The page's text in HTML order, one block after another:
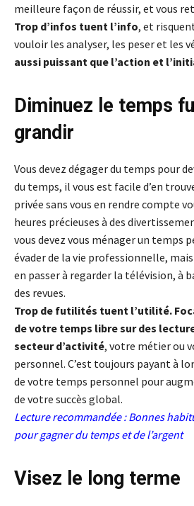
meilleure façon de réussir, et vous
Trop d’infos tuent l’info, et
vouloir les analyser, les peser et les
aussi puissant que l’action et
Diminuez le temps
grandir
Vous devez dégager du temps pour
du temps, il vous est facile d’en
privée sans vous en rendre compte
heures précieuses à des
vous devez vous ménager un temps
évader de la vie professionnelle,
en passer à regarder la télévision, à
des revues.
Trop de futilités tuent l’utilité.
de votre temps libre sur des
secteur d’activité, votre métier ou
personnel. C’est toujours payant à
de votre temps personnel pour
de votre succès global.
Lecture recommandée :Bonnes
pour gagner du temps et de l’argent
Visez le long terme